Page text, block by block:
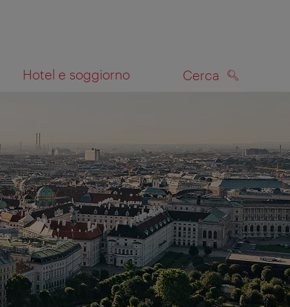
Hotel e soggiorno Cerca